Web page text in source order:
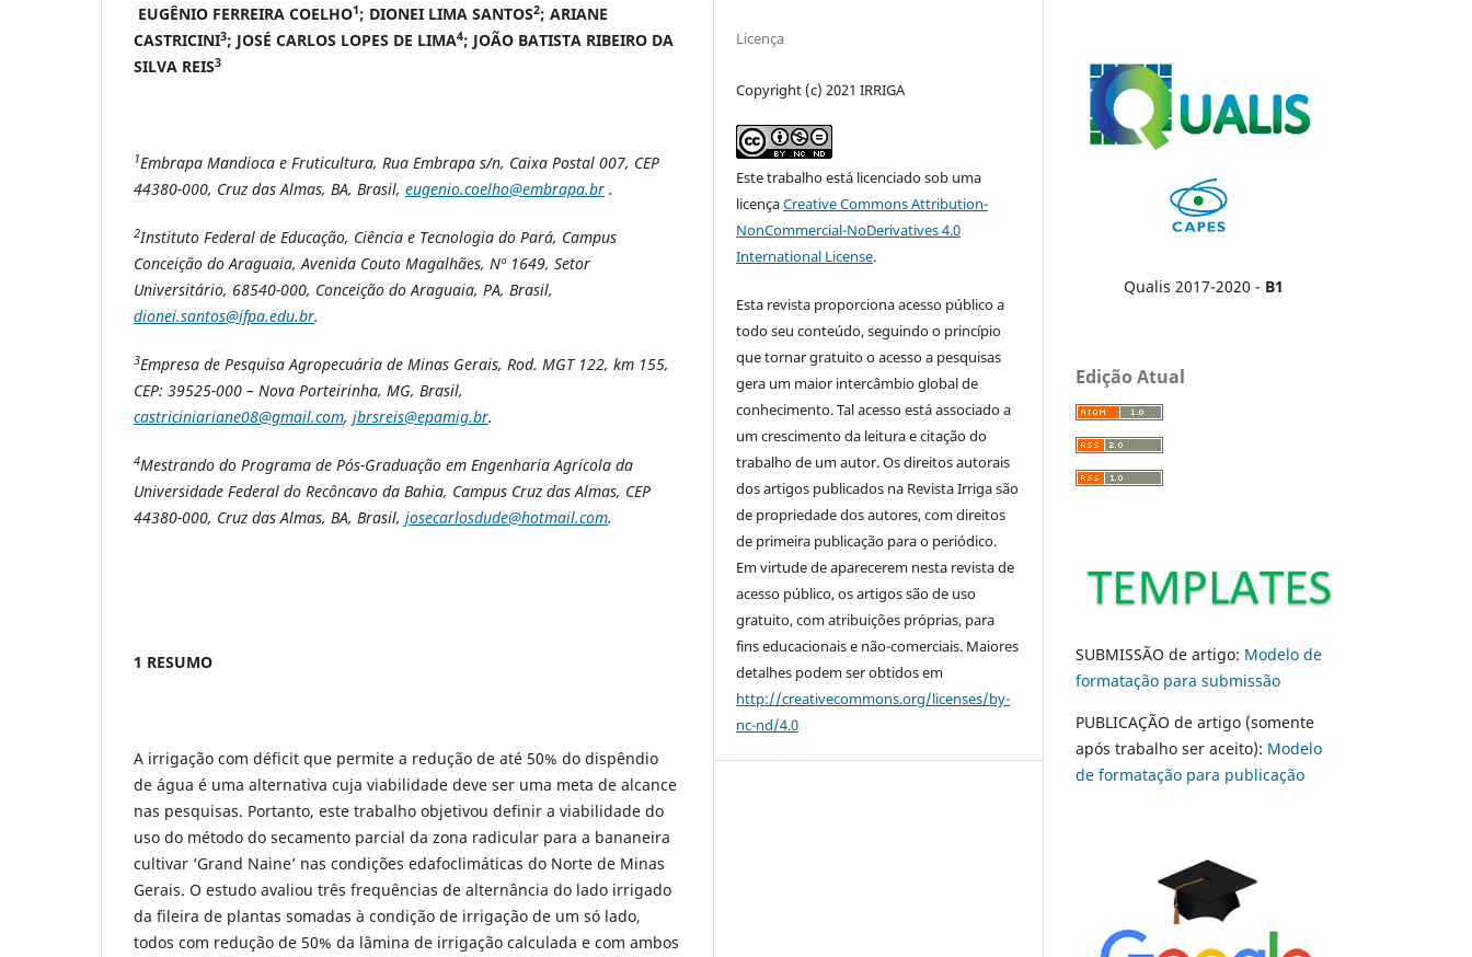
EUGÊNIO FERREIRA COELHO1; DIONEI LIMA SANTOS2; ARIANE
CASTRICINI3; JOSÉ CARLOS LOPES DE LIMA4; JOÃO BATISTA RIBEIRO DA
SILVA REIS3
1Embrapa Mandioca e Fruticultura, Rua Embrapa s/n, Caixa Postal 007, CEP
44380-000, Cruz das Almas, BA, Brasil, eugenio.coelho@embrapa.br .
2Instituto Federal de Educação, Ciência e Tecnologia do Pará, Campus
Conceição do Araguaia, Avenida Couto Magalhães, Nº 1649, Setor
Universitário, 68540-000, Conceição do Araguaia, PA, Brasil,
dionei.santos@ifpa.edu.br.
3Empresa de Pesquisa Agropecuária de Minas Gerais, Rod. MGT 122, km 155,
CEP: 39525-000 – Nova Porteirinha, MG, Brasil,
castriciniariane08@gmail.com, jbrsreis@epamig.br.
4Mestrando do Programa de Pós-Graduação em Engenharia Agrícola da
Universidade Federal do Recôncavo da Bahia, Campus Cruz das Almas, CEP
44380-000, Cruz das Almas, BA, Brasil, josecarlosdude@hotmail.com.
1 RESUMO
A irrigação com déficit que permite a redução de até 50% do dispêndio
de água é uma alternativa cuja viabilidade deve ser uma meta de alcance
nas pesquisas. Portanto, este trabalho objetivou definir a viabilidade do
uso do método do secamento parcial da zona radicular para a bananeira
cultivar ‘Grand Naine’ nas condições edafoclimáticas do Norte de Minas
Gerais. O estudo avaliou três frequências de alternância do lado irrigado
da fileira de plantas somadas à condição de irrigação de um só lado,
todos com redução de 50% da lâmina de irrigação calculada e com ambos
Licença
Copyright (c) 2021 IRRIGA
Este trabalho está licenciado sob uma
licençaCreative Commons Attribution-
NonCommercial-NoDerivatives 4.0
International License.
Esta revista proporciona acesso público a
todo seu conteúdo, seguindo o princípio
que tornar gratuito o acesso a pesquisas
gera um maior intercâmbio global de
conhecimento. Tal acesso está associado a
um crescimento da leitura e citação do
trabalho de um autor. Os direitos autorais
dos artigos publicados na Revista Irriga são
de propriedade dos autores, com direitos
de primeira publicação para o periódico.
Em virtude de aparecerem nesta revista de
acesso público, os artigos são de uso
gratuito, com atribuições próprias, para
fins educacionais e não-comerciais. Maiores
detalhes podem ser obtidos em
http://creativecommons.org/licenses/by-
nc-nd/4.0
Qualis 2017-2020 - B1
Edição Atual
SUBMISSÃO de artigo: Modelo de
formatação para submissão
PUBLICAÇÃO de artigo (somente
após trabalho ser aceito): Modelo
de formatação para publicação